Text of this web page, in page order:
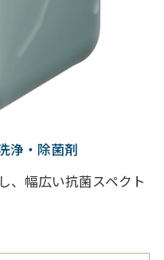
浄・除菌剤
、幅広い抗菌スペクト